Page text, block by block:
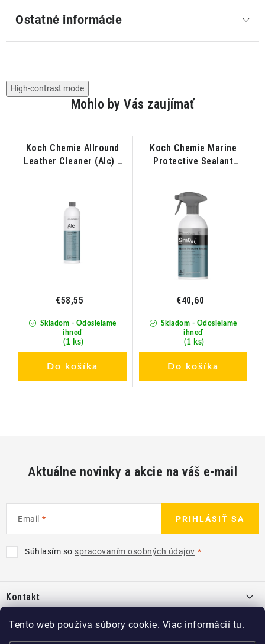
Tento web používa súbory cookie. Viac informácií tu.
Ostatné informácie
High-contrast mode
Mohlo by Vás zaujímať
Koch Chemie Allround
Leather Cleaner (Alc) -
Skladom - Odosielame
ihneď
(1 ks)
€58,55
Do košíka
Koch Chemie Marine
Protective Sealant
Skladom - Odosielame
ihneď
(1 ks)
€40,60
Do košíka
Aktuálne novinky a akcie na váš e-mail
Email
Súhlasím so spracovaním osobných údajov
PRIHLÁSIŤ SA
pKontakt
info @ kcshop.sk
Kategórie